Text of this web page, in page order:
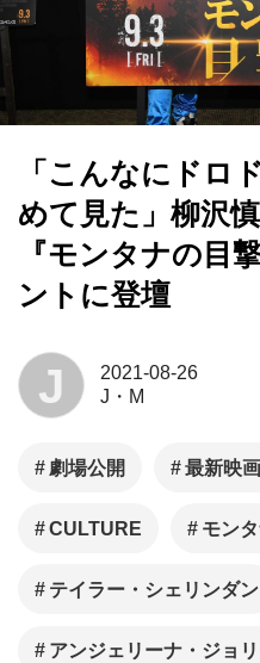
「こんなにドロ
めて見た」柳沢
『モンタナの目
ントに登壇
J
2021-08-26
J・M
劇場公開 最新映
CULTURE モン
テイラー・シェリンダン
アンジェリーナ・ジョ